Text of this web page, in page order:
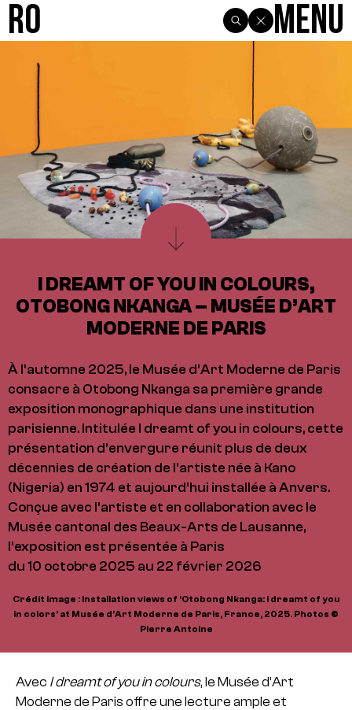
R0 Menu
I DREAMT OF YOU IN COLOURS,
OTOBONG NKANGA – MUSÉE D’ART
MODERNE DE PARIS
À l’automne 2025, le Musée d’Art Moderne de Paris
consacre à Otobong Nkanga sa première grande
exposition monographique dans une institution
parisienne. Intitulée I dreamt of you in colours, cette
présentation d’envergure réunit plus de deux
décennies de création de l’artiste née à Kano
(Nigeria) en 1974 et aujourd’hui installée à Anvers.
Conçue avec l’artiste et en collaboration avec le
Musée cantonal des Beaux-Arts de Lausanne,
l’exposition est présentée à Paris
du 10 octobre 2025 au 22 février 2026
Crédit image : Installation views of ‘Otobong Nkanga: I dreamt of you
in colors’ at Musée d’Art Moderne de Paris, France, 2025. Photos ©
Pierre Antoine
Avec I dreamt of you in colours, le Musée d’Art
Moderne de Paris offre une lecture ample et